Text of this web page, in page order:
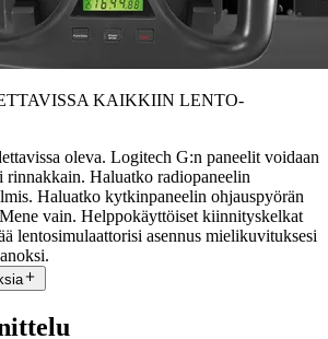
KAIKKIIN LENTO-
oleva. Logitech G:n paneelit voidaan
rinnakkain. Haluatko radiopaneelin
Haluatko kytkinpaneelin ohjauspyörän
vain. Helppokäyttöiset kiinnityskelkat
lentosimulaattorisi asennus mielikuvituksesi